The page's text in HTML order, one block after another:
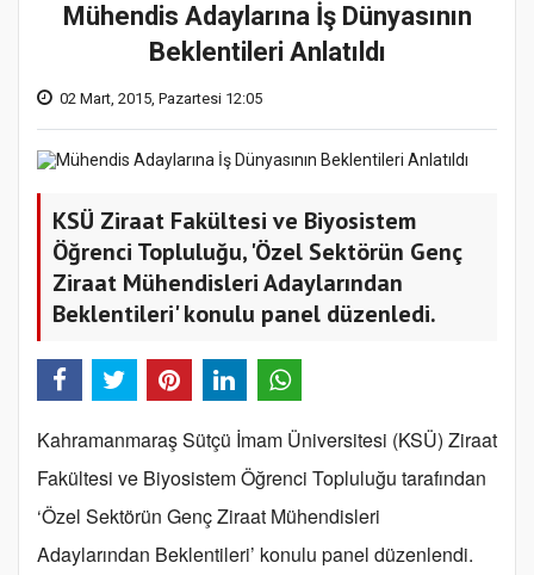
Mühendis Adaylarına İş Dünyasının
Beklentileri Anlatıldı
02 Mart, 2015, Pazartesi 12:05
KSÜ Ziraat Fakültesi ve Biyosistem
Öğrenci Topluluğu, 'Özel Sektörün Genç
Ziraat Mühendisleri Adaylarından
Beklentileri' konulu panel düzenledi.
Kahramanmaraş Sütçü İmam Üniversitesi (KSÜ) Ziraat
Fakültesi ve Biyosistem Öğrenci Topluluğu tarafından
‘Özel Sektörün Genç Ziraat Mühendisleri
Adaylarından Beklentileri’ konulu panel düzenlendi.